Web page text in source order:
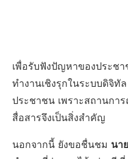
เพื่อรับฟังปัญหาของประชา
ทำงานเชิงรุกในระบบดิจิทั
ประชาชน เพราะสถานกา
สื่อสารจึงเป็นสิ่งสำคัญ
นอกจากนี้ ยังขอชื่นชม นา